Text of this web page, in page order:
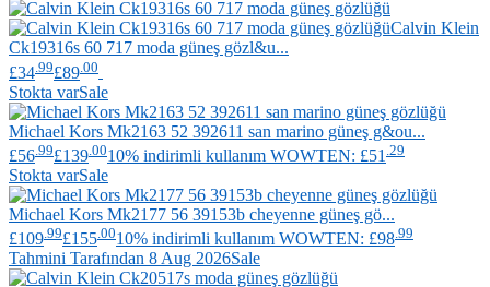
Calvin Klein
Ck19316s 60 717 moda güneş gözl&u...
£34 .99£89 .00
Stokta varSale
Michael Kors Mk2163 52 392611 san marino güneş g&ou...
£56 .99£139 .0010% indirimli kullanım WOWTEN: £51 .29
Stokta varSale
Michael Kors Mk2177 56 39153b cheyenne güneş gö...
£109 .99£155 .0010% indirimli kullanım WOWTEN: £98 .99
Tahmini Tarafından 8 Aug 2026Sale